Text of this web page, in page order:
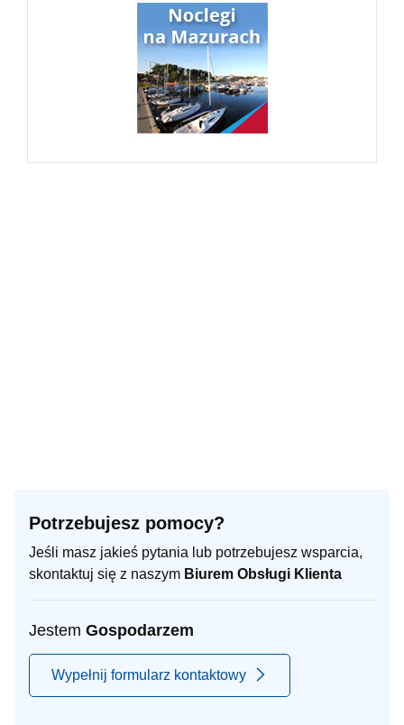
Potrzebujesz pomocy?
Jeśli masz jakieś pytania lub potrzebujesz wsparcia,
skontaktuj się z naszym Biurem Obsługi Klienta
Jestem Gospodarzem
Wypełnij formularz kontaktowy